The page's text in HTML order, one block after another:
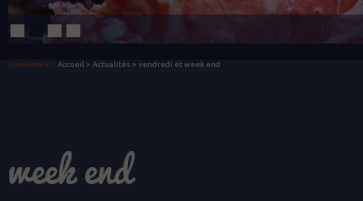
Vous êtes ici :Accueil > Actualités > vendredi et week end
week end